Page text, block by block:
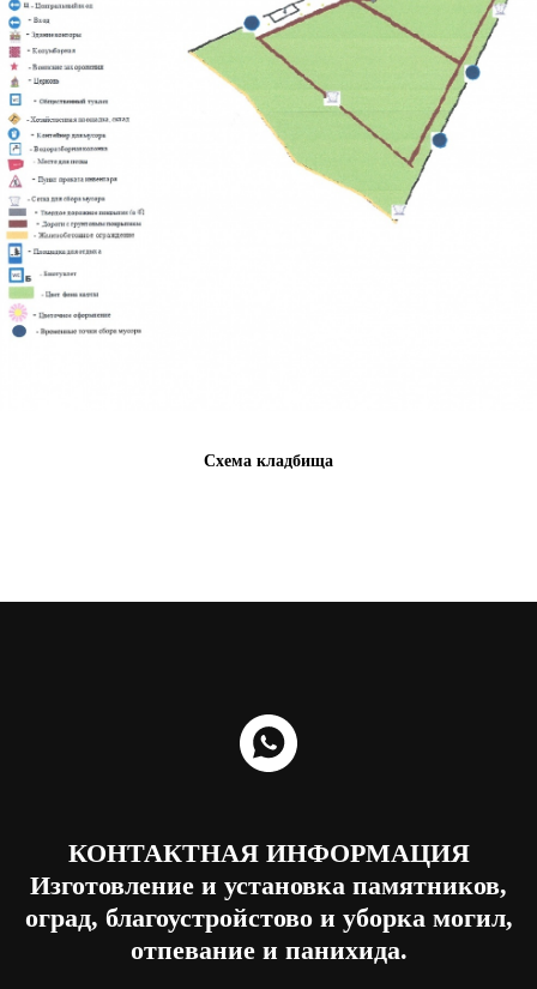
Схема кладбища
КОНТАКТНАЯ ИНФОРМАЦИЯ
Изготовление и установка памятников,
оград, благоустройстово и уборка могил,
отпевание и панихида.